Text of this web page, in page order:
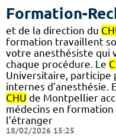
Formation-
et de la direction du
formation travaillent
votre anesthésiste qui
chaque procédure. Le
Universitaire, participe
internes d’anesthésie.
CHU de Montpellier
médecins en formation
l’étranger
18/02/2026 15:25